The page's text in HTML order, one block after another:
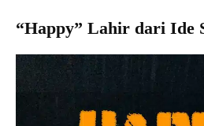
“Happy” Lahir dari Ide